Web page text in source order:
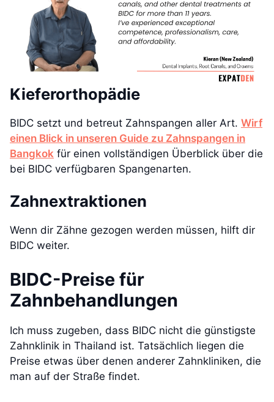
Kieferorthopädie
BIDC setzt und betreut Zahnspangen aller Art. Wirf
einen Blick in unseren Guide zu Zahnspangen in
Bangkok für einen vollständigen Überblick über die
bei BIDC verfügbaren Spangenarten.
Zahnextraktionen
Wenn dir Zähne gezogen werden müssen, hilft dir
BIDC weiter.
BIDC-Preise für
Zahnbehandlungen
Ich muss zugeben, dass BIDC nicht die günstigste
Zahnklinik in Thailand ist. Tatsächlich liegen die
Preise etwas über denen anderer Zahnkliniken, die
man auf der Straße findet.